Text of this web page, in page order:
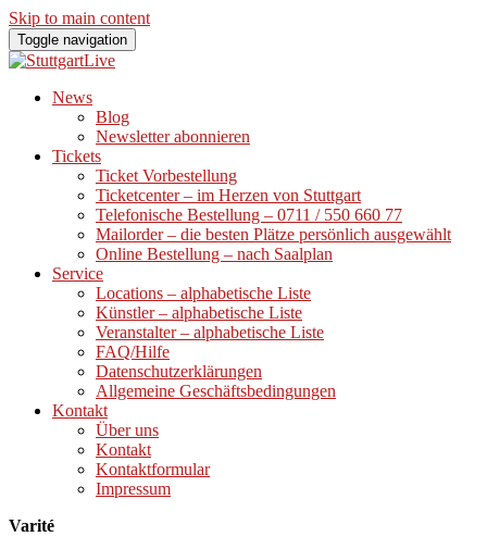
Skip to main content
Toggle navigation
News
Blog
Newsletter abonnieren
Tickets
Ticket Vorbestellung
Ticketcenter – im Herzen von Stuttgart
Telefonische Bestellung – 0711 / 550 660 77
Mailorder – die besten Plätze persönlich ausgewählt
Online Bestellung – nach Saalplan
Service
Locations – alphabetische Liste
Künstler – alphabetische Liste
Veranstalter – alphabetische Liste
FAQ/Hilfe
Datenschutzerklärungen
Allgemeine Geschäftsbedingungen
Kontakt
Über uns
Kontakt
Kontaktformular
Impressum
Varité